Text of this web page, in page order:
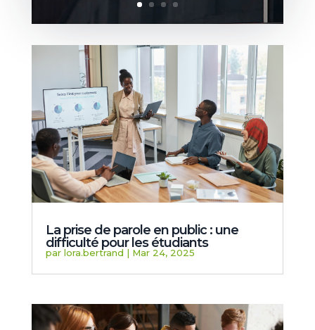
La prise de parole en public : une
difficulté pour les étudiants
par lora.bertrand | Mar 24, 2025